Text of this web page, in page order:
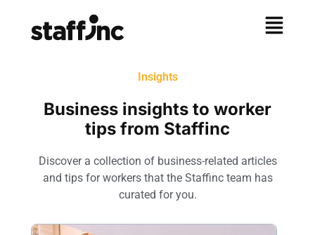
Insights
Business insights to worker
tips from Staffinc
Discover a collection of business-related articles
and tips for workers that the Staffinc team has
curated for you.